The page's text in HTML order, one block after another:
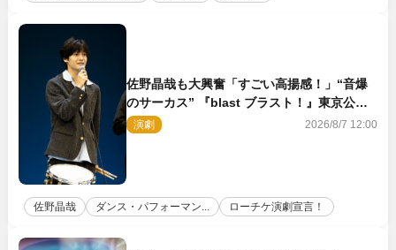
佐野晶哉も大興奮「すごい高揚感！」“音爆
のサーカス” 『blast ブラスト！』東京公演
が開幕！
演劇 2026/8/7 12:00
佐野晶哉 ダンス・パフォーマン... ローチケ演劇宣言！